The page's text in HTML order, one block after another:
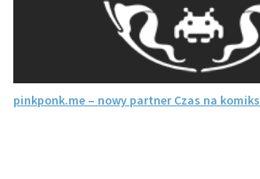
pinkponk.me – nowy partner Czas na komiks